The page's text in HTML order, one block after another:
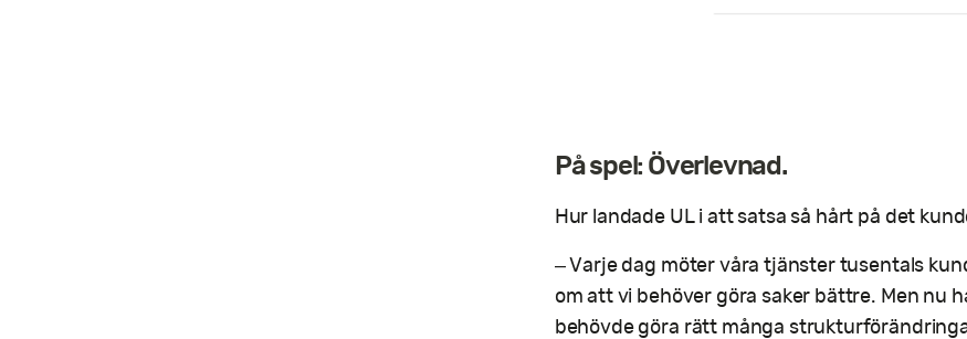
På spel: Överlevnad.
Hur landade UL i att satsa så hårt på det
– Varje dag möter våra tjänster tusentals
om att vi behöver göra saker bättre. Men nu
behövde göra rätt många